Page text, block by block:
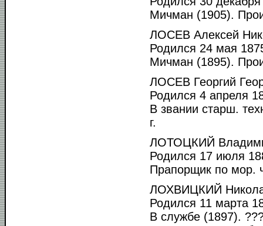
Мичман (1905).
ЛОСЕВ Алексей
Родился 24 мая
Мичман (1895).
ЛОСЕВ Георгий
Родился 4 апреля
В звании старш.
г.
ЛОТОЦКИЙ
Родился 17 июля
Прапорщик по мор.
ЛОХВИЦКИЙ
Родился 11 марта
В службе (1897).